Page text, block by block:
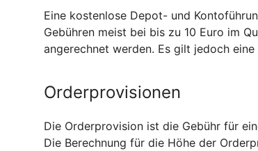
Eine kostenlose Depot- und
Gebühren meist bei bis zu 10 Euro im
angerechnet werden. Es gilt jedoch
Orderprovisionen
Die Orderprovision ist die Gebühr für
Die Berechnung für die Höhe der